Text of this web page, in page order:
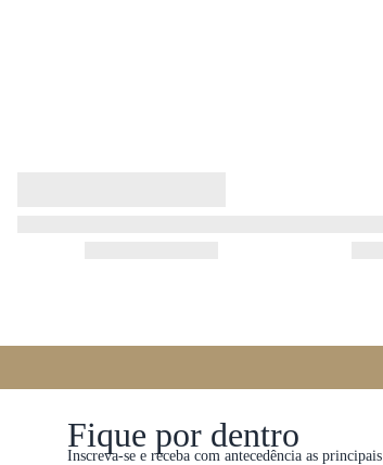
Fique por dentro
Inscreva-se e receba com antecedência as principais